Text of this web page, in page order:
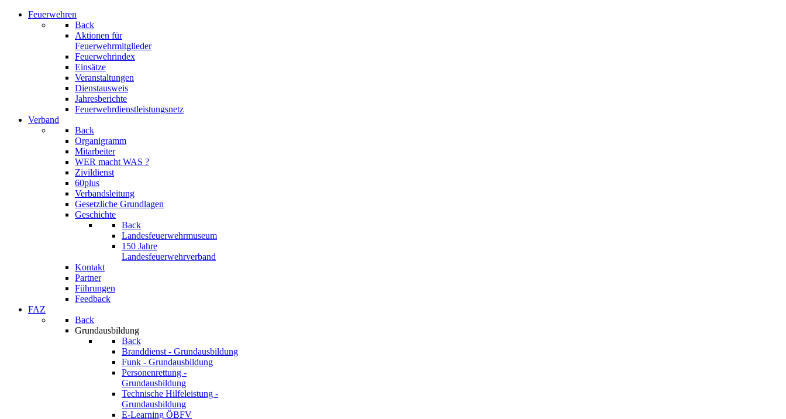
Feuerwehren
Back
Aktionen für
Feuerwehrmitglieder
Feuerwehrindex
Einsätze
Veranstaltungen
Dienstausweis
Jahresberichte
Feuerwehrdienstleistungsnetz
Verband
Back
Organigramm
Mitarbeiter
WER macht WAS ?
Zivildienst
60plus
Verbandsleitung
Gesetzliche Grundlagen
Geschichte
Back
Landesfeuerwehrmuseum
150 Jahre
Landesfeuerwehrverband
Kontakt
Partner
Führungen
Feedback
FAZ
Back
Grundausbildung
Back
Branddienst - Grundausbildung
Funk - Grundausbildung
Personenrettung -
Grundausbildung
Technische Hilfeleistung -
Grundausbildung
E-Learning ÖBFV